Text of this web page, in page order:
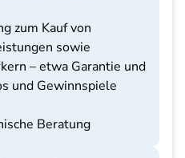
zum Kauf von
sowie
– etwa Garantie und
und Gewinnspiele
Beratung